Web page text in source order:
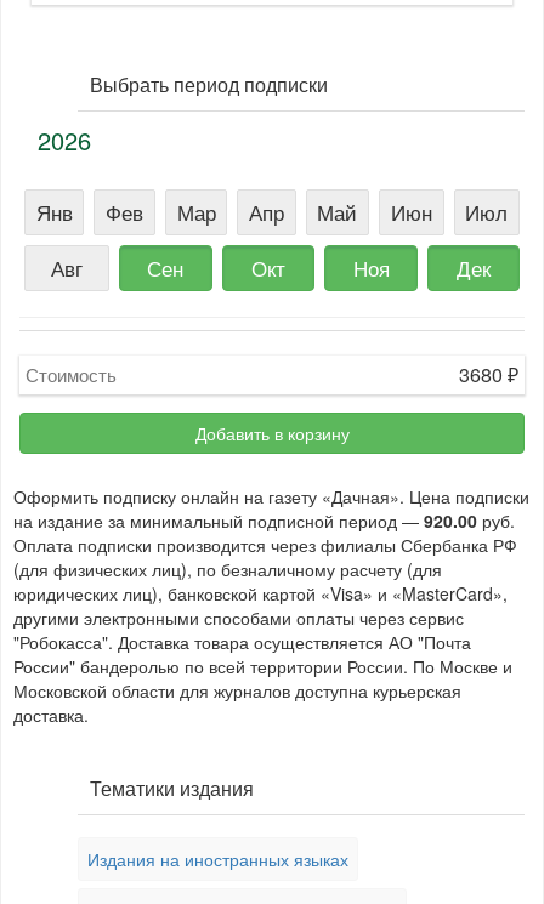
Выбрать период подписки
2026
Янв Фев Мар Апр Май Июн
Июл
Авг
Сен Окт Ноя Дек
Стоимость 3680 ₽
Добавить в корзину
Оформить подписку онлайн на газету «Дачная». Цена подписки
на издание за минимальный подписной период — 920.00 руб.
Оплата подписки производится через филиалы Сбербанка РФ
(для физических лиц), по безналичному расчету (для
юридических лиц), банковской картой «Visa» и «MasterCard»,
другими электронными способами оплаты через сервис
"Робокасса". Доставка товара осуществляется АО "Почта
России" бандеролью по всей территории России. По Москве и
Московской области для журналов доступна курьерская
доставка.
Тематики издания
Издания на иностранных языках